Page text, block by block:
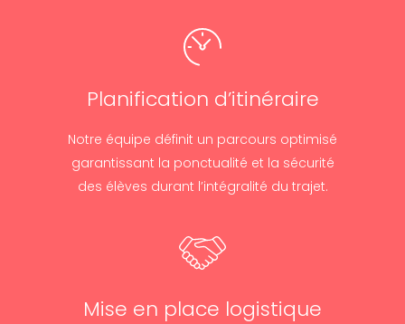
Planification d’itinéraire
Notre équipe définit un parcours optimisé
garantissant la ponctualité et la sécurité
des élèves durant l’intégralité du trajet.
Mise en place logistique